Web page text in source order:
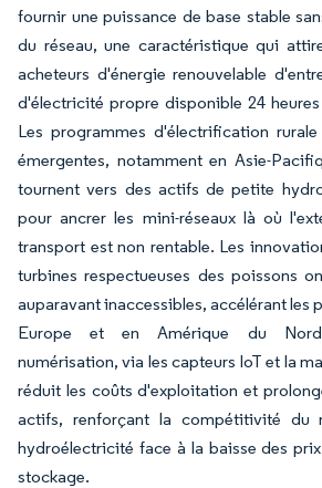
fournir une puissance de base stable
du réseau, une caractéristique qui
acheteurs d'énergie renouvelable
d'électricité propre disponible 24
Les programmes d'électrification
émergentes, notamment en Asie-
tournent vers des actifs de petite
pour ancrer les mini-réseaux là où
transport est non rentable. Les
turbines respectueuses des poissons
auparavant inaccessibles, accélérant les
Europe et en Amérique du
numérisation, via les capteurs IoT et la
réduit les coûts d'exploitation et
actifs, renforçant la compétitivité du
hydroélectricité face à la baisse des
stockage.